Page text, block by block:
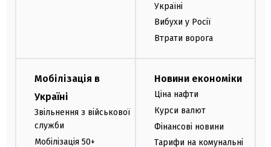
Україні
Вибухи у Росії
Втрати ворога
Мобілізація в
Україні
Звільнення з військової
служби
Мобілізація 50+
Новини економіки
Ціна нафти
Курси валют
Фінансові новини
Тарифи на комунальні